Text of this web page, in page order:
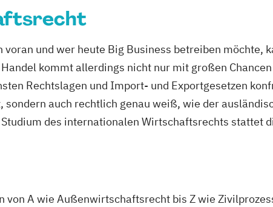
und wer heute Big Business betreiben möchte,
kommt allerdings nicht nur mit großen
Rechtslagen und Import- und Exportgesetzen
auch rechtlich genau weiß, wie der
des internationalen Wirtschaftsrechts stattet
von A wie Außenwirtschaftsrecht bis Z wie